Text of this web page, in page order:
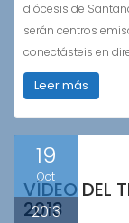
diócesis de
serán centros
conectásteis en
Leer más
19
Oct
2013
VÍDEO DEL
2013